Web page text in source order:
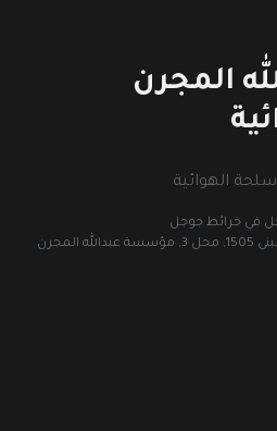
المجرن
الهوائية
في خرائط جوجل